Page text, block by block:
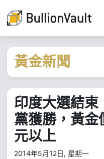
黃金新聞
印度大選結束
黨獲勝，黃
元以上
2014年5月12日, 星期一